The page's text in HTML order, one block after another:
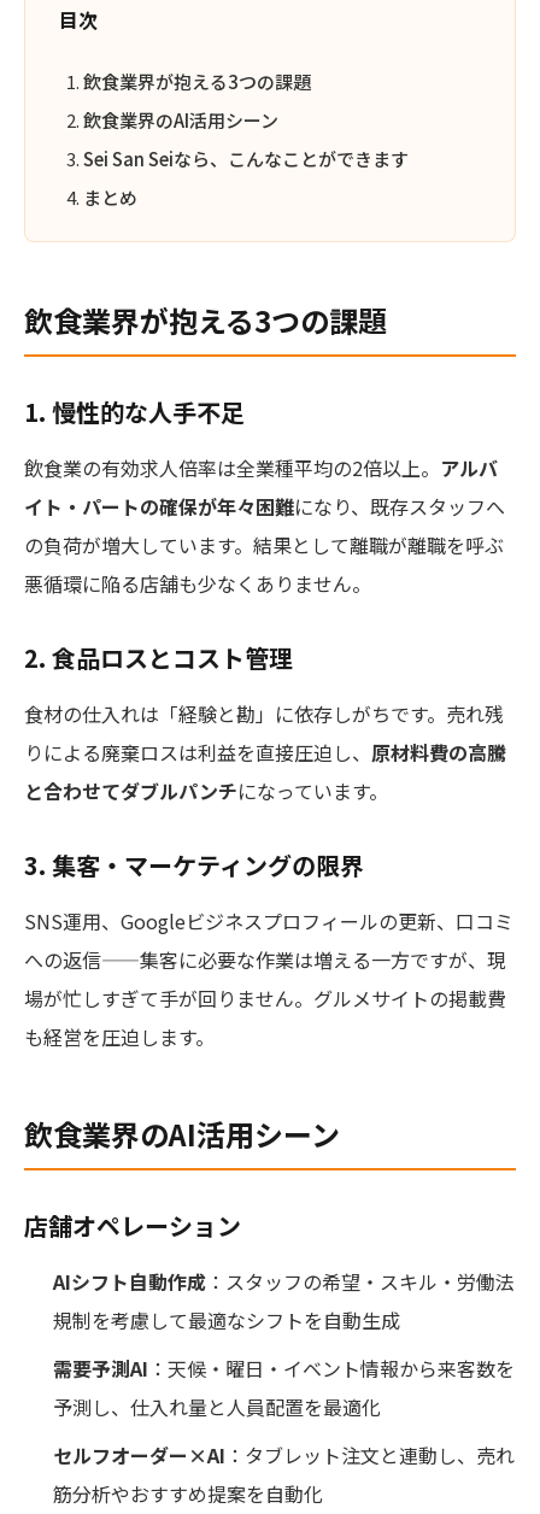
目次
飲食業界が抱える3つの課題
飲食業界のAI活用シーン
Sei San Seiなら、こんなことができます
まとめ
飲食業界が抱える3つの課題
1. 慢性的な人手不足
飲食業の有効求人倍率は全業種平均の2倍以上。 アルバ
イト・パートの確保が年々困難になり、既存スタッフへ
の負荷が増大しています。結果として離職が離職を呼ぶ
悪循環に陥る店舗も少なくありません。
2. 食品ロスとコスト管理
食材の仕入れは「経験と勘」に依存しがちです。売れ残
りによる廃棄ロスは利益を直接圧迫し、 原材料費の高騰
と合わせてダブルパンチになっています。
3. 集客・マーケティングの限界
SNS運用、Googleビジネスプロフィールの更新、口コミ
への返信——集客に必要な作業は増える一方ですが、現
場が忙しすぎて手が回りません。グルメサイトの掲載費
も経営を圧迫します。
飲食業界のAI活用シーン
店舗オペレーション
AIシフト自動作成 ：スタッフの希望・スキル・労働法
規制を考慮して最適なシフトを自動生成
需要予測AI ：天候・曜日・イベント情報から来客数を
予測し、仕入れ量と人員配置を最適化
セルフオーダー×AI ：タブレット注文と連動し、売れ
筋分析やおすすめ提案を自動化